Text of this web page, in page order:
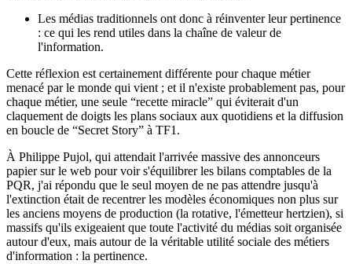
Les médias traditionnels ont donc à réinventer leur pertinence
: ce qui les rend utiles dans la chaîne de valeur de
l'information.
Cette réflexion est certainement différente pour chaque métier
menacé par le monde qui vient ; et il n'existe probablement pas, pour
chaque métier, une seule “recette miracle” qui éviterait d'un
claquement de doigts les plans sociaux aux quotidiens et la diffusion
en boucle de “Secret Story” à TF1.
À Philippe Pujol, qui attendait l'arrivée massive des annonceurs
papier sur le web pour voir s'équilibrer les bilans comptables de la
PQR, j'ai répondu que le seul moyen de ne pas attendre jusqu'à
l'extinction était de recentrer les modèles économiques non plus sur
les anciens moyens de production (la rotative, l'émetteur hertzien), si
massifs qu'ils exigeaient que toute l'activité du médias soit organisée
autour d'eux, mais autour de la véritable utilité sociale des métiers
d'information : la pertinence.